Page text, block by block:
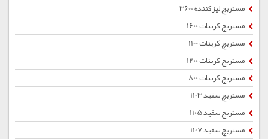
مستربچ لیزکننده 3600
مستربچ کربنات 1600
مستربچ کربنات 1100
مستربچ کربنات 1200
مستربچ کربنات 800
مستربچ سفید 1103
مستربچ سفید 1105
مستربچ سفید 1107